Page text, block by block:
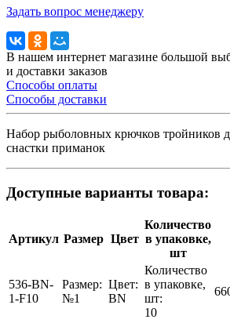
Задать вопрос менеджеру
В нашем интернет магазине большой
и доставки заказов
Способы оплаты
Способы доставки
Набор рыболовных крючков тройников
снастки приманок
Доступные варианты товара:
Артикул Размер Цвет
Количество
в упаковке,
шт
536-BN-
1-F10
Размер:
№1
Цвет:
BN
Количество
в упаковке,
шт:
10